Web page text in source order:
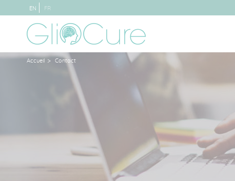
EN FR
Accueil > Contact